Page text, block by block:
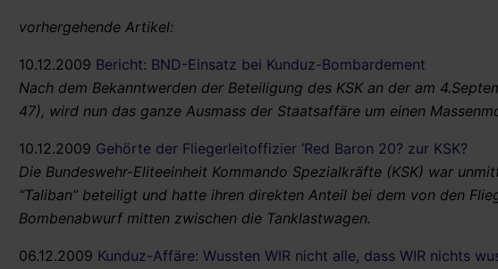
vorhergehende Artikel:
10.12.2009 Bericht: BND-Einsatz bei Kunduz-Bombardement
Nach dem Bekanntwerden der Beteiligung des KSK an der am
47), wird nun das ganze Ausmass der Staatsaffäre um einen
10.12.2009 Gehörte der Fliegerleitoffizier ‘Red Baron 20? zur KSK?
Die Bundeswehr-Eliteeinheit Kommando Spezialkräfte (KSK) war
“Taliban” beteiligt und hatte ihren direkten Anteil bei dem von den
Bombenabwurf mitten zwischen die Tanklastwagen.
06.12.2009 Kunduz-Affäre: Wussten WIR nicht alle, dass WIR nichts